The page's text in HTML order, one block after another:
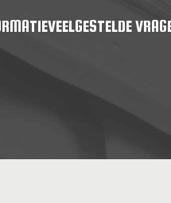
VEELGESTELDE